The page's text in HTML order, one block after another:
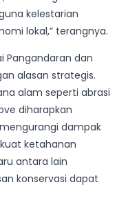
kelestarian
lokal,” terangnya.
Pangandaran dan
alasan strategis.
alam seperti abrasi
diharapkan
dampak
ketahanan
antara lain
konservasi dapat